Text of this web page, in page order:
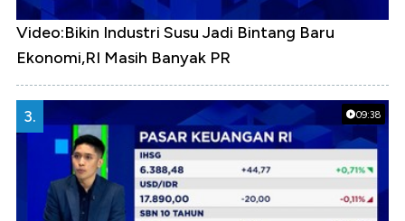
Video:Bikin Industri Susu Jadi Bintang Baru
Ekonomi,RI Masih Banyak PR
09:38
3.